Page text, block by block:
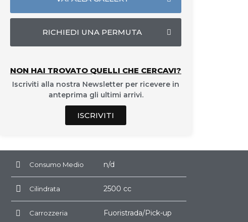
RICHIEDI UNA PERMUTA
NON HAI TROVATO QUELLI CHE CERCAVI?
Iscriviti alla nostra Newsletter per ricevere in
anteprima gli ultimi arrivi.
ISCRIVITI
Consumo Medio n/d
Cilindrata 2500 cc
Carrozzeria Fuoristrada/Pick-up